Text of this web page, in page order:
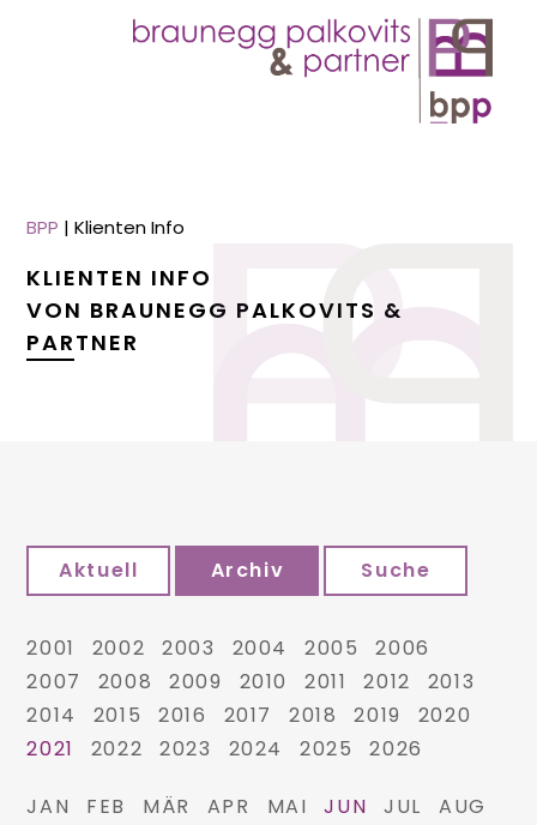
BPP |Klienten Info
KLIENTEN INFO
VON BRAUNEGG PALKOVITS &
PARTNER
Aktuell Archiv Suche
2001 2002 2003 2004 2005
2006
2007
2008 2009 2010 2011 2012
2013
2014
2015 2016 2017 2018 2019
2020
2021
2022 2023 2024 2025 2026
JAN FEB MÄR APR MAI JUN JUL
AUG